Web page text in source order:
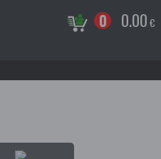
0 0.00€